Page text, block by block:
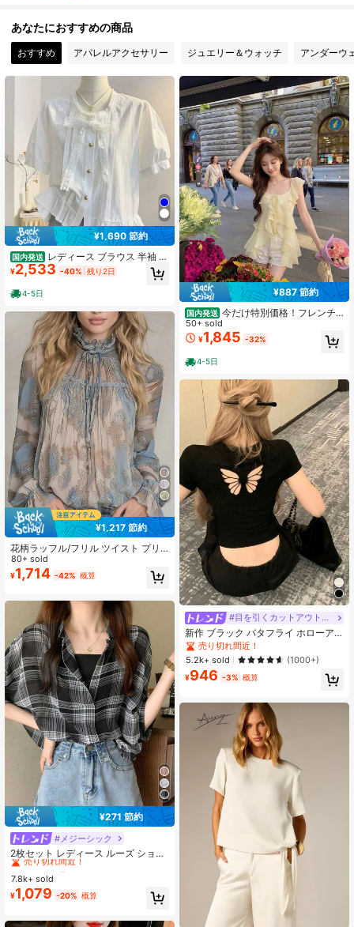
4.00 7 フォロワー
あなたにおすすめの商品
おすすめ アパレルアクセサリー ジュエリー＆ウォッチ アンダーウ
¥1,690 節約
国内発送 レディース ブラウス 半袖 ラ
ウンドネック レース リボン付き パ
フスリーブ ゆったりシルエット コッ
トン 夏用 フェミニン トップス
¥2,533 -40% 残り2日
4-5日
¥1,217 節約
花柄ラッフル/フリル ツイスト プリ
ーツ シフォン 長袖 フレアカフ ブラ
ウス レディース 春
80+ sold
¥1,714 -42% 概算
¥271 節約
#メジーシック
2枚セット レディース ルーズ ショー
トシャツ & キャミソールトップ、春/
夏新作、チェック柄 薄手 セミシアー
シフォン 日よけブラウス カジュアル
ブラック
#2 ベストセラー
売り切れ間近！
#2 ベストセラー
売り切れ間近！
#2 ベストセラー
売り切れ間近！
#2 ベストセラー
7.8k+ sold
¥1,079 -20% 概算
¥887 節約
国内発送 今だけ特別価格！フレンチ
ガーリーなフリルノースリーブブラ
ウス 夏にぴったりのスクエアネック
＆変形シルエット ゆったりデザイン
で体型カバー＆着痩せ効果抜群気品
あふれる一枚で、デート・パーティ
ー・旅行・リゾート・通勤まで幅広
く活躍
50+ sold
¥1,845 -32%
4-5日
#目を引くカットアウトデザイン
新作 ブラック バタフライ ホローア
ウト 半袖 スタイリッシュ カジュア
ル トップス 夏用 通気性
売り切れ間近！
5.2k+ sold
(1000+)
¥946 -3% 概算